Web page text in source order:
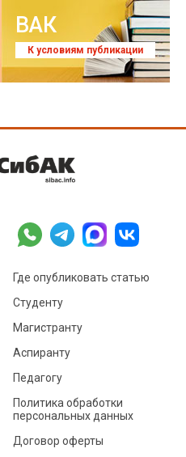
ВАК
К условиям публикации
Где опубликовать статью
Студенту
Магистранту
Аспиранту
Педагогу
Политика обработки
персональных данных
Договор оферты